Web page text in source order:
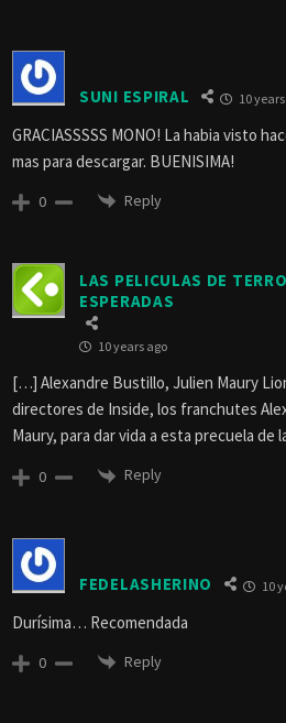
SUNI ESPIRAL 10
GRACIASSSSS MONO! La habia visto
mas para descargar. BUENISIMA!
0 Reply
LAS PELICULAS DE
ESPERADAS
10 years ago
[…] Alexandre Bustillo, Julien Maury
directores de Inside, los franchutes
Maury, para dar vida a esta precuela de
0 Reply
FEDELASHERINO 10
Durísima… Recomendada
0 Reply